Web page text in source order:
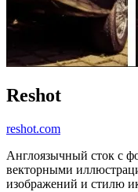
Reshot
reshot.com
Англоязычный сток с
векторными
изображений и стилю